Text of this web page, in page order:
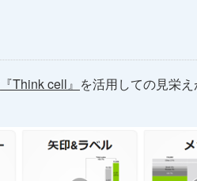
『Think cell』 を活用しての見栄